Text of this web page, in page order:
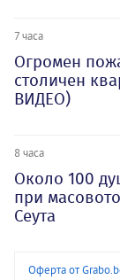
7 часа
Огромен
столичен
ВИДЕО)
8 часа
Около 100
при
Сеута
Оферта от